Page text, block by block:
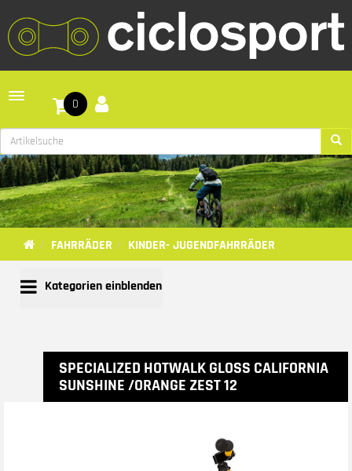
Toggle navigation
0
FAHRRÄDER KINDER- JUGENDFAHRRÄDER
Kategorien einblenden
SPECIALIZED HOTWALK GLOSS CALIFORNIA
SUNSHINE /ORANGE ZEST 12